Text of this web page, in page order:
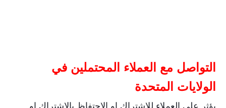
التواصل مع العملاء المحتملين في
الولايات المتحدة
يؤثر على العملاء للاشتراك او الاحتفاظ بالاشتراك او